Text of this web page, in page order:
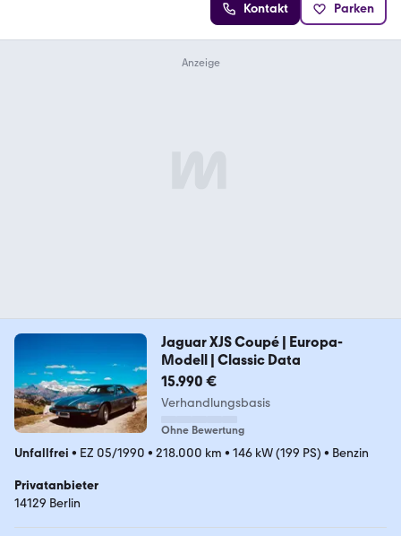
Kontakt Parken
Jaguar XJS Coupé | Europa-
Modell | Classic Data
15.990 €
Verhandlungsbasis
Ohne Bewertung
Unfallfrei • EZ 05/1990 • 218.000 km • 146 kW (199 PS) • Benzin
Privatanbieter
14129 Berlin